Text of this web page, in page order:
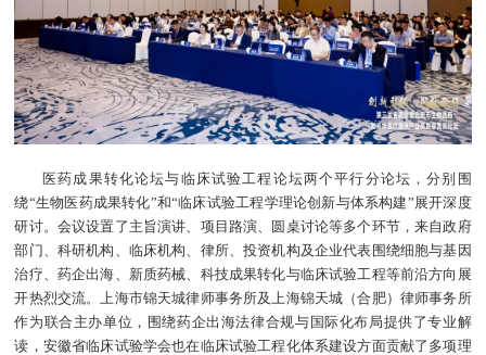
医药成果转化论坛与临床试验工程论坛两个平行分论坛，分别围
绕“生物医药成果转化”和“临床试验工程学理论创新与体系构建”展开深度
研讨。会议设置了主旨演讲、项目路演、圆桌讨论等多个环节，来自政府
部门、科研机构、临床机构、律所、投资机构及企业代表围绕细胞与基因
治疗、药企出海、新质药械、科技成果转化与临床试验工程等前沿方向展
开热烈交流。上海市锦天城律师事务所及上海锦天城（合肥）律师事务所
作为联合主办单位，围绕药企出海法律合规与国际化布局提供了专业解
读，安徽省临床试验学会也在临床试验工程化体系建设方面贡献了多项理